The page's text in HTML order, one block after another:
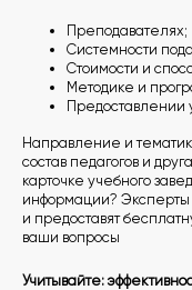
Преподавателях;
Системности
Стоимости и
Методике и
Предоставлении
Направление и
состав педагогов и
карточке учебного
информации?
и предоставят
ваши вопросы
Учитывайте: